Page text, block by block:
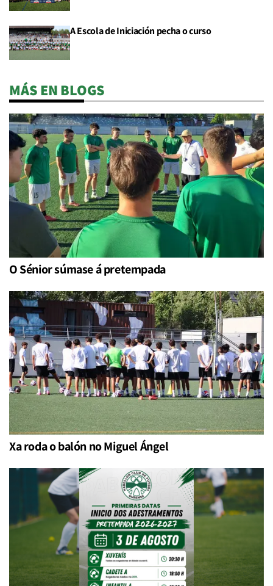
A Escola de Iniciación pecha o curso
MÁS EN BLOGS
O Sénior súmase á pretempada
Xa roda o balón no Miguel Ángel